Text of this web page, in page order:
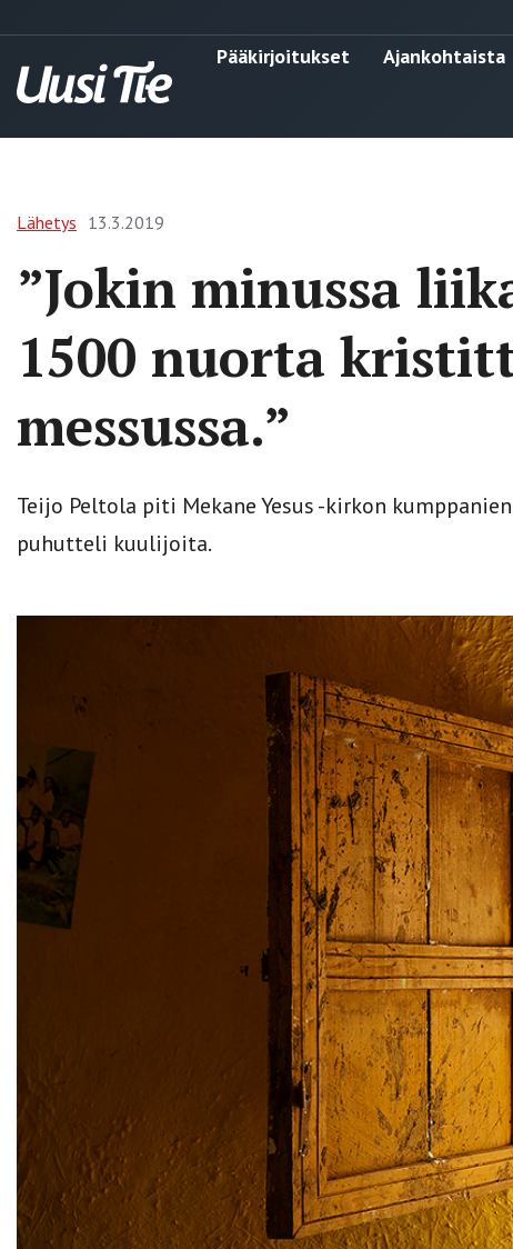
Pääkirjoitukset Ajankohtaista
Lähetys 13.3.2019
”Jokin minussa
1500 nuorta
messussa.”
Teijo Peltola piti Mekane Yesus -kirkon
puhutteli kuulijoita.